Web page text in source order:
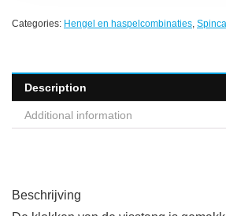
Categories: Hengel en haspelcombinaties,
Description
Additional information
Beschrijving